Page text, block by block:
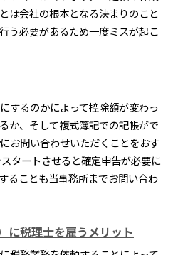
は会社の根本となる決まりのこと
う必要があるため一度ミスが起こ
するのかによって控除額が変わっ
か、そして複式簿記での記帳がで
にお問い合わせいただくことをおす
タートさせると確定申告が必要に
ることも当事務所までお問い合わ
に税理士を雇うメリット